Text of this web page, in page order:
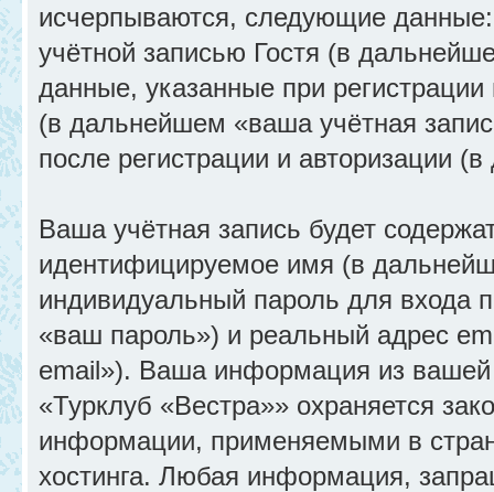
исчерпываются, следующие
учётной записью Гостя (в
данные, указанные при
(в дальнейшем «ваша учётная
после регистрации и авторизации
Ваша учётная запись будет
идентифицируемое имя (в
индивидуальный пароль для входа
«ваш пароль») и реальный адрес
email»). Ваша информация из
«Турклуб «Вестра»» охраняется
информации, применяемыми в
хостинга. Любая информация,